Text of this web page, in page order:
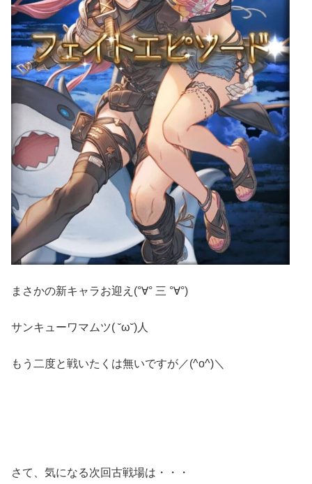
まさかの新キャラお迎え(°∀° 三 °∀°)
サンキューワマムツ( ˘ω˘)人
もう二度と戦いたくは無いですが／(^o^)＼
さて、気になる次回古戦場は・・・